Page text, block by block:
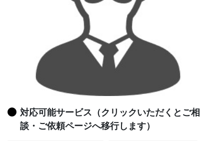
対応可能サービス（クリックいただくとご相
談・ご依頼ページへ移行します）